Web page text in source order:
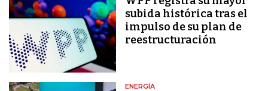
subida histórica tras el
impulso de su plan de
reestructuración
ENERGÍA